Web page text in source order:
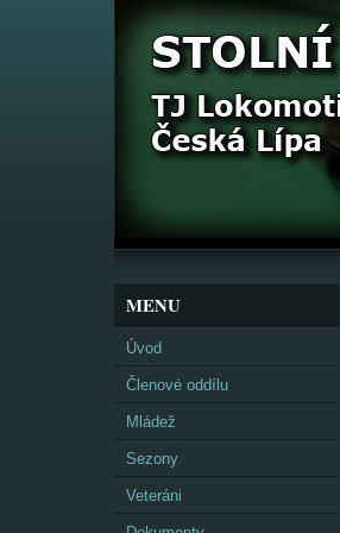
MENU
Úvod
Členové oddílu
Mládež
Sezony
Veteráni